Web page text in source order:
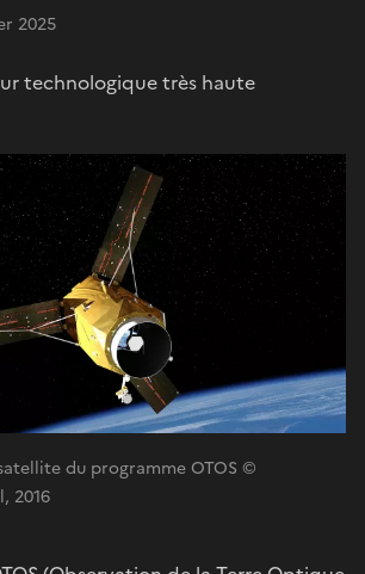
2025
technologique très haute
du programme OTOS ©
2016